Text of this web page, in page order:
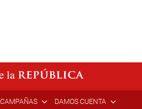
CAMPAÑAS DAMOS CUENTA